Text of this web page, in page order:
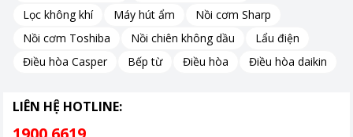
Lọc không khí
Máy hút ẩm
Nồi cơm Sharp
Nồi cơm Toshiba
Nồi chiên không dầu
Lẩu điện
Điều hòa Casper
Bếp từ Điều hòa Điều hòa daikin
LIÊN HỆ HOTLINE: